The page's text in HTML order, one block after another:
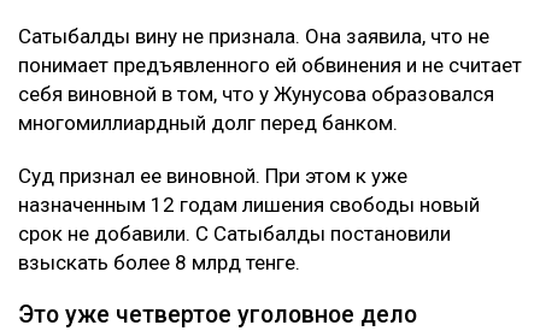
Сатыбалды вину не признала. Она заявила, что не
понимает предъявленного ей обвинения и не считает
себя виновной в том, что у Жунусова образовался
многомиллиардный долг перед банком.
Суд признал ее виновной. При этом к уже
назначенным 12 годам лишения свободы новый
срок не добавили. С Сатыбалды постановили
взыскать более 8 млрд тенге.
Это уже четвертое уголовное дело